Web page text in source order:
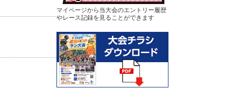
マイページから当大会のエントリー履歴
やレース記録を見ることができます